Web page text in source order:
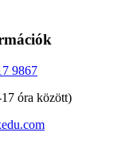
9867
óra között)